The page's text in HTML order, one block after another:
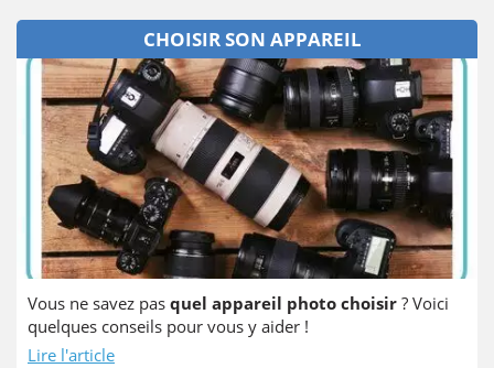
CHOISIR SON APPAREIL
Vous ne savez pas quel appareil photo choisir ? Voici
quelques conseils pour vous y aider !
Lire l'article